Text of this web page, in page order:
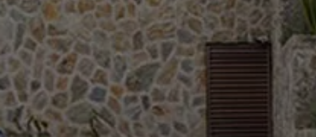
Seminuevos
Nuestra Historia
Nuestro canal de YouTube
Reseñas VW
Tiguan 2025
Jetta 2025
Volkswagen Tera 2026
Croquetatón 2026
Serie Original Huellas
Sostenibilidad
Naturaleza
Nuestras personas
Sociedad
Conoce nuestra estrategia de Sostenibilidad